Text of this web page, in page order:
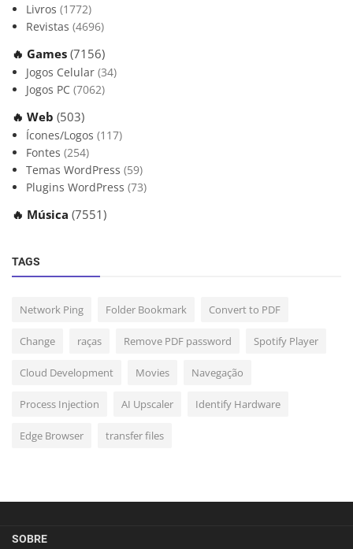
Livros (1772)
Revistas (4696)
🔥 Games (7156)
Jogos Celular (34)
Jogos PC (7062)
🔥 Web (503)
Ícones/Logos (117)
Fontes (254)
Temas WordPress (59)
Plugins WordPress (73)
🔥 Música (7551)
TAGS
Network Ping Folder Bookmark Convert to PDF
Change raças Remove PDF password Spotify Player
Cloud Development Movies Navegação
Process Injection AI Upscaler Identify Hardware
Edge Browser transfer files
SOBRE